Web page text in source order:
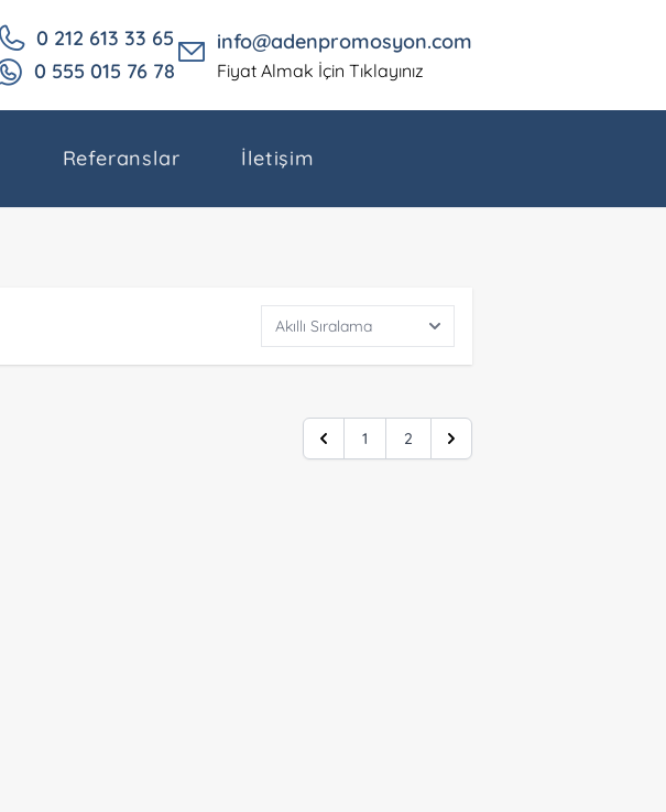
0 212 613 33 65
0 555 015 76 78
info@adenpromosyon.com
Fiyat Almak İçin Tıklayınız
Referanslar İletişim
1 2